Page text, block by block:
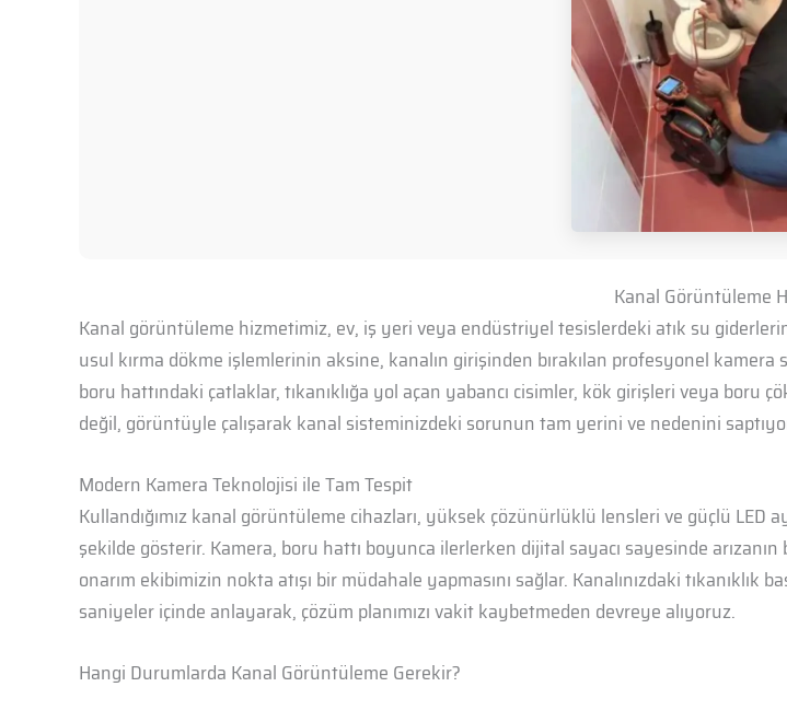
Kanal Görüntüleme
Kanal görüntüleme hizmetimiz, ev, iş yeri veya endüstriyel tesislerdeki atık su
usul kırma dökme işlemlerinin aksine, kanalın girişinden bırakılan profesyonel
boru hattındaki çatlaklar, tıkanıklığa yol açan yabancı cisimler, kök girişleri veya boru
değil, görüntüyle çalışarak kanal sisteminizdeki sorunun tam yerini ve nedenini
Modern Kamera Teknolojisi ile Tam Tespit
Kullandığımız kanal görüntüleme cihazları, yüksek çözünürlüklü lensleri ve güçlü LED
şekilde gösterir. Kamera, boru hattı boyunca ilerlerken dijital sayacı sayesinde
onarım ekibimizin nokta atışı bir müdahale yapmasını sağlar. Kanalınızdaki
saniyeler içinde anlayarak, çözüm planımızı vakit kaybetmeden devreye alıyoruz.
Hangi Durumlarda Kanal Görüntüleme Gerekir?